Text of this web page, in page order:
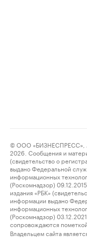
© ООО «БИЗНЕСПРЕСС»,
2026. Сообщения и
(свидетельство о
выдано Федеральной
информационных
(Роскомнадзор)
издания «РБК»
информации выдано
информационных
(Роскомнадзор)
сопровождаются
Владельцем сайта